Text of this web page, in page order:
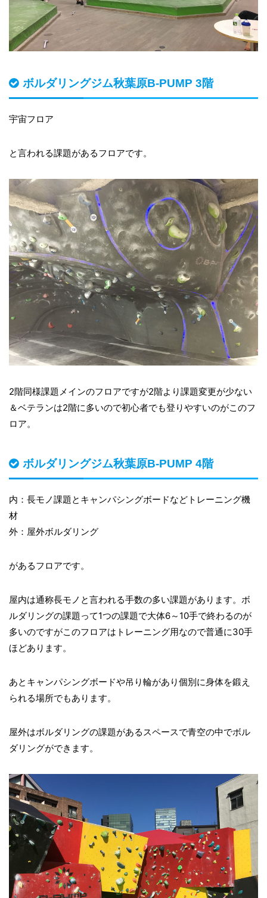
ボルダリングジム秋葉原B-PUMP 3階
宇宙フロア
と言われる課題があるフロアです。
2階同様課題メインのフロアですが2階より課題変更が少ない
＆ベテランは2階に多いので初心者でも登りやすいのがこのフ
ロア。
ボルダリングジム秋葉原B-PUMP 4階
内：長モノ課題とキャンパシングボードなどトレーニング機
材
外：屋外ボルダリング
があるフロアです。
屋内は通称長モノと言われる手数の多い課題があります。ボ
ルダリングの課題って1つの課題で大体6～10手で終わるのが
多いのですがこのフロアはトレーニング用なので普通に30手
ほどあります。
あとキャンパシングボードや吊り輪があり個別に身体を鍛え
られる場所でもあります。
屋外はボルダリングの課題があるスペースで青空の中でボル
ダリングができます。